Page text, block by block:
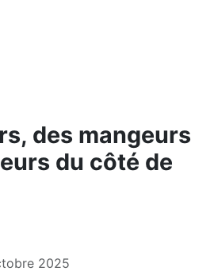
des mangeurs
du côté de
2025